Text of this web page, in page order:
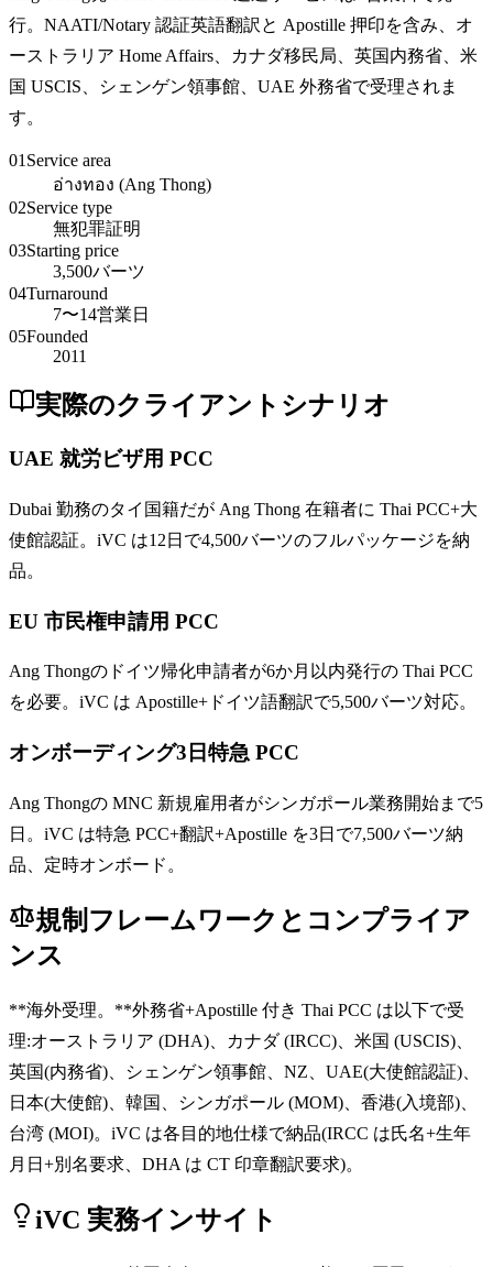
行。NAATI/Notary 認証英語翻訳と Apostille 押印を含み、オ
ーストラリア Home Affairs、カナダ移民局、英国内務省、米
国 USCIS、シェンゲン領事館、UAE 外務省で受理されま
す。
01 Service area
อ่างทอง (Ang Thong)
02Service type
無犯罪証明
03Starting price
3,500バーツ
04Turnaround
7〜14営業日
05Founded
2011
実際のクライアントシナリオ
UAE 就労ビザ用 PCC
Dubai 勤務のタイ国籍だが Ang Thong 在籍者に Thai PCC+大
使館認証。iVC は12日で4,500バーツのフルパッケージを納
品。
EU 市民権申請用 PCC
Ang Thongのドイツ帰化申請者が6か月以内発行の Thai PCC
を必要。iVC は Apostille+ドイツ語翻訳で5,500バーツ対応。
オンボーディング3日特急 PCC
Ang Thongの MNC 新規雇用者がシンガポール業務開始まで5
日。iVC は特急 PCC+翻訳+Apostille を3日で7,500バーツ納
品、定時オンボード。
規制フレームワークとコンプライア
ンス
**海外受理。**外務省+Apostille 付き Thai PCC は以下で受
理:オーストラリア (DHA)、カナダ (IRCC)、米国 (USCIS)、
英国(内務省)、シェンゲン領事館、NZ、UAE(大使館認証)、
日本(大使館)、韓国、シンガポール (MOM)、香港(入境部)、
台湾 (MOI)。iVC は各目的地仕様で納品(IRCC は氏名+生年
月日+別名要求、DHA は CT 印章翻訳要求)。
iVC 実務インサイト